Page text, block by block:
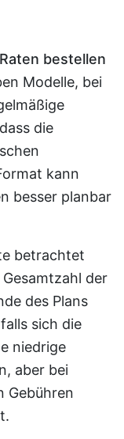
bestellen
Modelle, bei
die
kann
besser planbar
betrachtet
der
des Plans
sich die
niedrige
aber bei
Gebühren